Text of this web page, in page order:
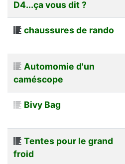
D4...ça vous dit ?
chaussures de rando
Automomie d'un
caméscope
Bivy Bag
Tentes pour le grand
froid